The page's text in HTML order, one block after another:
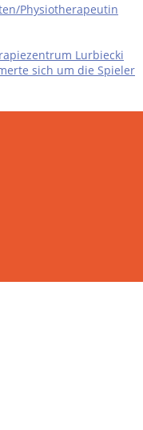
Physiotherapeutin
Lurbiecki
sich um die Spieler